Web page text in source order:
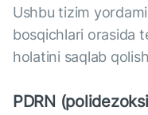
Ushbu tizim
bosqichlari orasida
holatini saqlab
PDRN